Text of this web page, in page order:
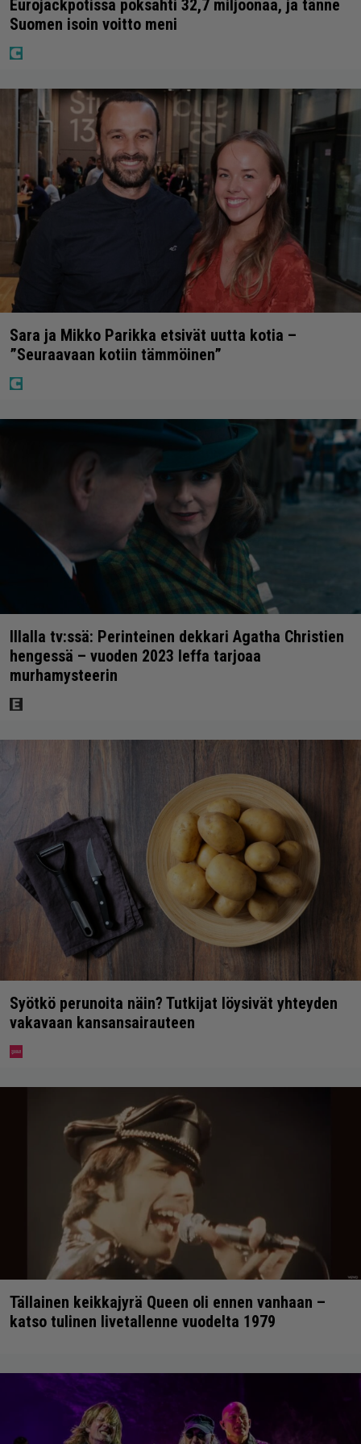
Eurojackpotissa poksahti 32,7 miljoonaa, ja tänne
Suomen isoin voitto meni
Sara ja Mikko Parikka etsivät uutta kotia –
”Seuraavaan kotiin tämmöinen”
Illalla tv:ssä: Perinteinen dekkari Agatha Christien
hengessä – vuoden 2023 leffa tarjoaa
murhamysteerin
Syötkö perunoita näin? Tutkijat löysivät yhteyden
vakavaan kansansairauteen
Tällainen keikkajyrä Queen oli ennen vanhaan –
katso tulinen livetallenne vuodelta 1979